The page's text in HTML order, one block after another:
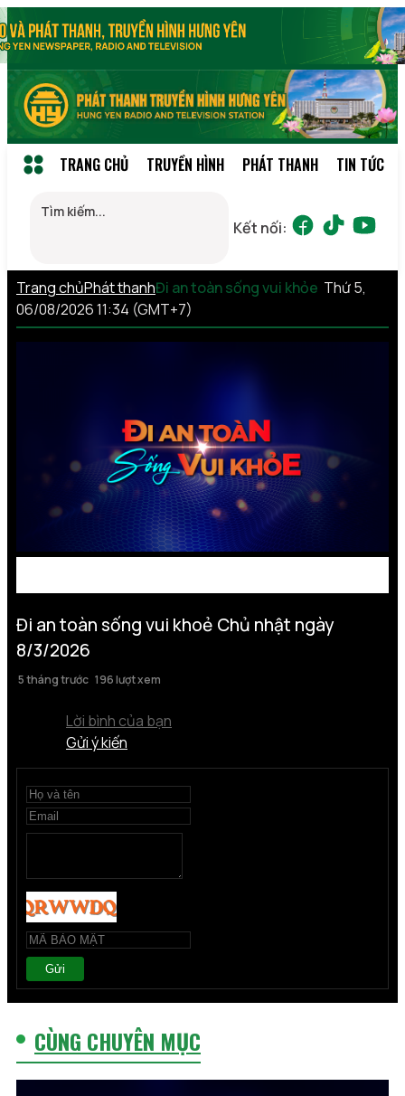
TRANG CHỦ TRUYỀN HÌNH PHÁT THANH TIN TỨC
Kết nối:
Trang chủPhát thanhĐi an toàn sống vui khỏe Thứ 5,
06/08/2026 11:34 (GMT+7)
Đi an toàn sống vui khoẻ Chủ nhật ngày
8/3/2026
5 tháng trước 196 lượt xem
Lời bình của bạn
Gửi ý kiến
Gửi
CÙNG CHUYÊN MỤC